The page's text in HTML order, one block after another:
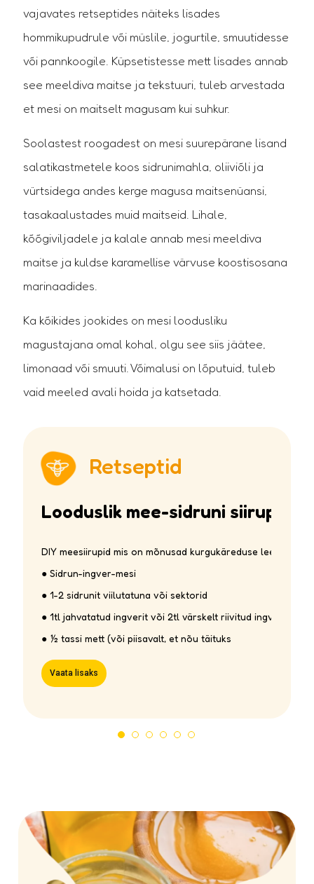
taime rakud on eritanud magusat vedelikku
või lehetäid nestet.
Mis on kreemjas mesi?
Kreemjas mesi on mee
kristalliseerumisprotsessis mee segamine,
mille tulemusel kristallid lõhustuvad ja mesi
Pea iga mesi kristalliseerub paari kuuga, see
Mis on vedel mesi?
Vedel mesi on tavaliselt värskelt vurritatud
Mõne taime mesi aga ei kristalliseeru, näiteks
vajavates retseptides näiteks lisades
hommikupudrule või müslile, jogurtile, smuutidesse
või pannkoogile. Küpsetistesse mett lisades annab
see meeldiva maitse ja tekstuuri, tuleb arvestada
et mesi on maitselt magusam kui suhkur.
Soolastest roogadest on mesi suurepärane lisand
salatikastmetele koos sidrunimahla, oliiviõli ja
vürtsidega andes kerge magusa maitsenüansi,
tasakaalustades muid maitseid. Lihale,
kõõgiviljadele ja kalale annab mesi meeldiva
maitse ja kuldse karamellise värvuse koostisosana
marinaadides.
Ka kõikides jookides on mesi loodusliku
magustajana omal kohal, olgu see siis jäätee,
limonaad või smuuti. Võimalusi on lõputuid, tuleb
vaid meeled avali hoida ja katsetada.
Retseptid
DIY meesiirupid mis on mõnusad kurgukäreduse
● Sidrun-ingver-mesi
● 1-2 sidrunit viilutatuna või sektorid
● 1tl jahvatatud ingverit või 2tl värskelt riivitud ingverit
● ½ tassi mett (või piisavalt, et nõu täituks
Looduslik mee-sidruni siirup
Vaata lisaks